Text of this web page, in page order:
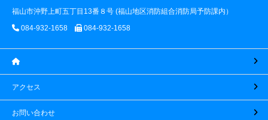
福山市沖野上町五丁目13番８号 (福山地区消防組合消防局予防課内）
084-932-1658
084-932-1658
アクセス
お問い合わせ